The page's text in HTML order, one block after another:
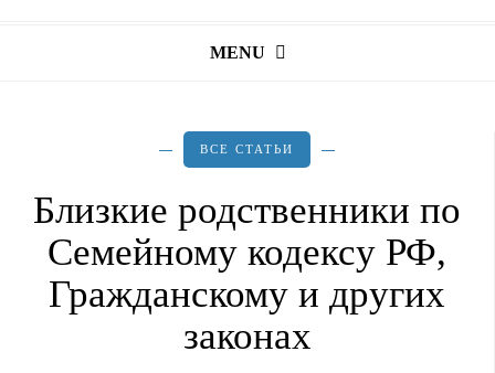
MENU
ВСЕ СТАТЬИ
Близкие родственники по
Семейному кодексу РФ,
Гражданскому и других
законах